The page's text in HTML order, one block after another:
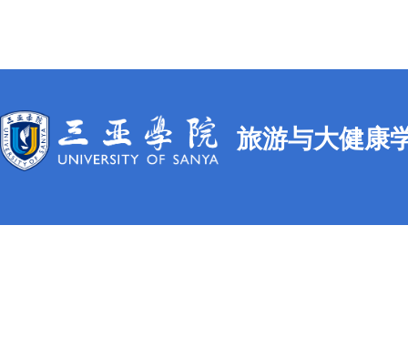
旅游与大健康